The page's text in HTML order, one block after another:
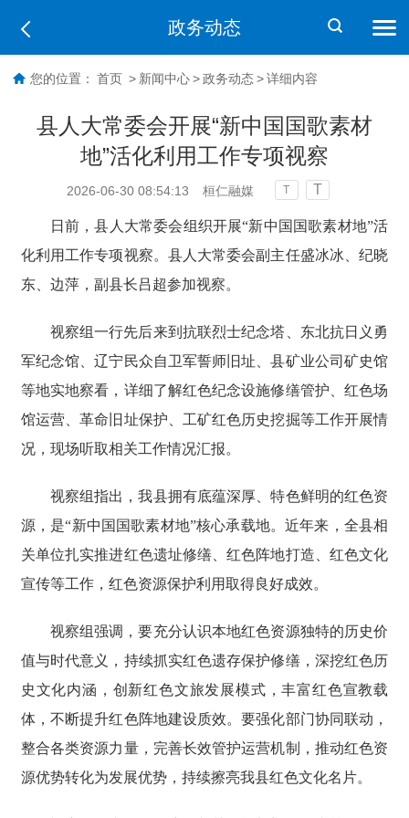
政务动态
您的位置： 首页 > 新闻中心 > 政务动态 > 详细内容
县人大常委会开展“新中国国歌素材
地”活化利用工作专项视察
2026-06-30 08:54:13 桓仁融媒 T T
日前，县人大常委会组织开展“新中国国歌素材地”活
化利用工作专项视察。县人大常委会副主任盛冰冰、纪晓
东、边萍，副县长吕超参加视察。
视察组一行先后来到抗联烈士纪念塔、东北抗日义勇
军纪念馆、辽宁民众自卫军誓师旧址、县矿业公司矿史馆
等地实地察看，详细了解红色纪念设施修缮管护、红色场
馆运营、革命旧址保护、工矿红色历史挖掘等工作开展情
况，现场听取相关工作情况汇报。
视察组指出，我县拥有底蕴深厚、特色鲜明的红色资
源，是“新中国国歌素材地”核心承载地。近年来，全县相
关单位扎实推进红色遗址修缮、红色阵地打造、红色文化
宣传等工作，红色资源保护利用取得良好成效。
视察组强调，要充分认识本地红色资源独特的历史价
值与时代意义，持续抓实红色遗存保护修缮，深挖红色历
史文化内涵，创新红色文旅发展模式，丰富红色宣教载
体，不断提升红色阵地建设质效。要强化部门协同联动，
整合各类资源力量，完善长效管护运营机制，推动红色资
源优势转化为发展优势，持续擦亮我县红色文化名片。